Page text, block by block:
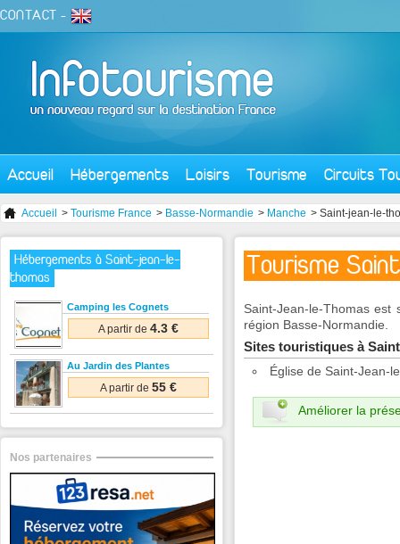
CONTACT -
Accueil Hébergements Loisirs Tourisme Circuits
Accueil > Tourisme France > Basse-Normandie > Manche > Saint-jean-le-
Tourisme
Saint-Jean-le-Thomas
région Basse-Normandie.
Sites touristiques à
Église de Saint-Jean-
Améliorer la
Hébergements à Saint-jean-le-
thomas
Camping les Cognets
A partir de 4.3 €
Au Jardin des Plantes
A partir de 55 €
Nos partenaires